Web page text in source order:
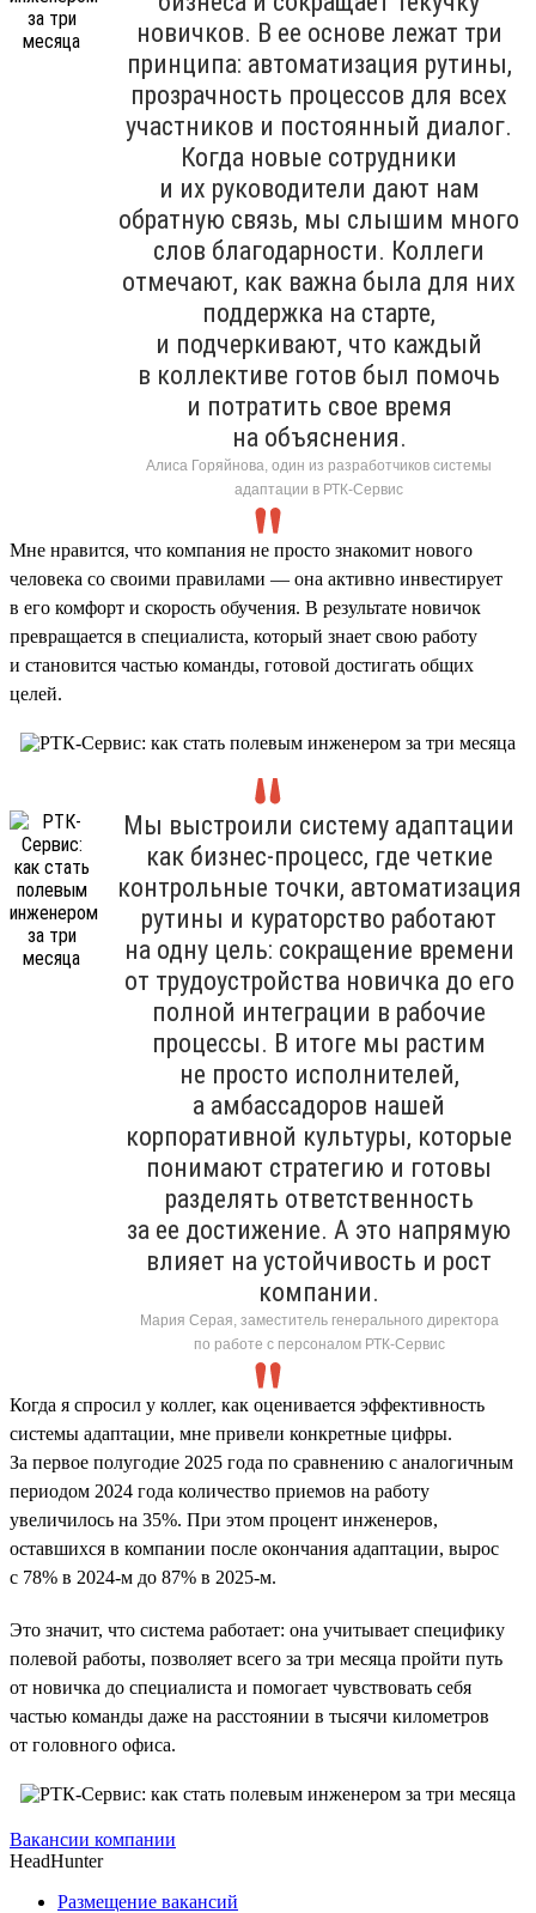
новичков. В ее основе лежат три
принципа: автоматизация рутины,
прозрачность процессов для всех
участников и постоянный диалог.
Когда новые сотрудники
и их руководители дают нам
обратную связь, мы слышим много
слов благодарности. Коллеги
отмечают, как важна была для них
поддержка на старте,
и подчеркивают, что каждый
в коллективе готов был помочь
и потратить свое время
на объяснения.
Алиса Горяйнова, один из разработчиков системы
адаптации в РТК-Сервис
Мне нравится, что компания не просто знакомит нового
человека со своими правилами — она активно инвестирует
в его комфорт и скорость обучения. В результате новичок
превращается в специалиста, который знает свою работу
и становится частью команды, готовой достигать общих
целей.
Мы выстроили систему адаптации
как бизнес-процесс, где четкие
контрольные точки, автоматизация
рутины и кураторство работают
на одну цель: сокращение времени
от трудоустройства новичка до его
полной интеграции в рабочие
процессы. В итоге мы растим
не просто исполнителей,
а амбассадоров нашей
корпоративной культуры, которые
понимают стратегию и готовы
разделять ответственность
за ее достижение. А это напрямую
влияет на устойчивость и рост
компании.
Мария Серая, заместитель генерального директора
по работе с персоналом РТК-Сервис
Когда я спросил у коллег, как оценивается эффективность
системы адаптации, мне привели конкретные цифры.
За первое полугодие 2025 года по сравнению с аналогичным
периодом 2024 года количество приемов на работу
увеличилось на 35%. При этом процент инженеров,
оставшихся в компании после окончания адаптации, вырос
с 78% в 2024-м до 87% в 2025-м.
Это значит, что система работает: она учитывает специфику
полевой работы, позволяет всего за три месяца пройти путь
от новичка до специалиста и помогает чувствовать себя
частью команды даже на расстоянии в тысячи километров
от головного офиса.
Вакансии компании
HeadHunter
Размещение вакансий